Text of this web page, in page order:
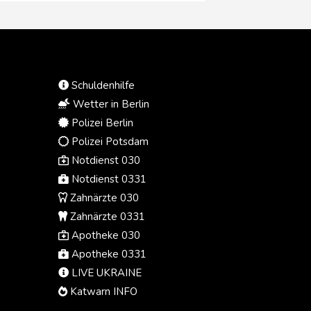
Schuldenhilfe
Wetter in Berlin
Polizei Berlin
Polizei Potsdam
Notdienst 030
Notdienst 0331
Zahnärzte 030
Zahnärzte 0331
Apotheke 030
Apotheke 0331
LIVE UKRAINE
Katwarn INFO